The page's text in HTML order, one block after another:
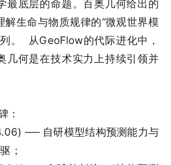
最底层的命题。百奥几何给出的
解生命与物质规律的“微观世界模
。 从GeoFlow的代际进化中，
几何是在技术实力上持续引领并
：
── 自研模型结构预测能力与
；